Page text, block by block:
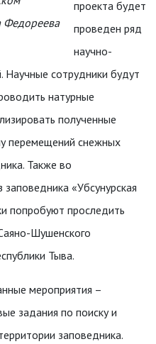
Федореева
проекта будет
проведен ряд
научно-
Научные сотрудники будут
натурные
полученные
перемещений снежных
Также во
«Убсунурская
попробуют проследить
Шушенского
Тыва.
мероприятия –
задания по поиску и
заповедника.